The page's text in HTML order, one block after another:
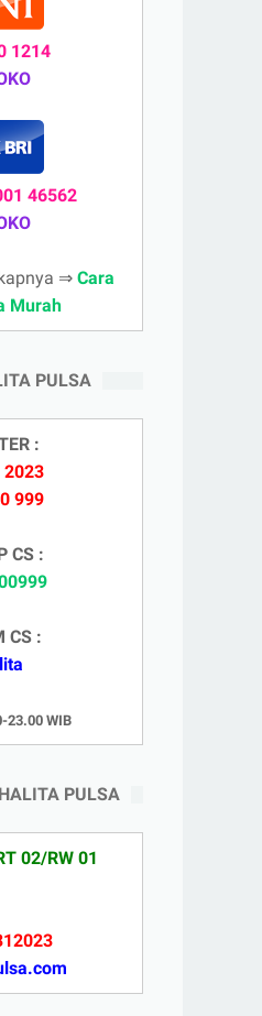
1214
46562
⇒ Cara
Murah
PULSA
:
2023
999
CS :
CS :
23.00 WIB
PULSA
02/RW 01